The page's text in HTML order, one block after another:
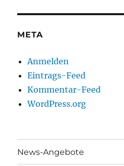
META
Anmelden
Eintrags-Feed
Kommentar-Feed
WordPress.org
News-Angebote